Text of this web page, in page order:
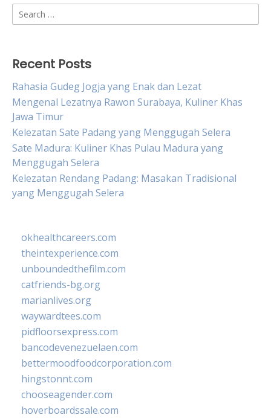
Search
for:
Recent Posts
Rahasia Gudeg Jogja yang Enak dan Lezat
Mengenal Lezatnya Rawon Surabaya, Kuliner Khas
Jawa Timur
Kelezatan Sate Padang yang Menggugah Selera
Sate Madura: Kuliner Khas Pulau Madura yang
Menggugah Selera
Kelezatan Rendang Padang: Masakan Tradisional
yang Menggugah Selera
okhealthcareers.com
theintexperience.com
unboundedthefilm.com
catfriends-bg.org
marianlives.org
waywardtees.com
pidfloorsexpress.com
bancodevenezuelaen.com
bettermoodfoodcorporation.com
hingstonnt.com
chooseagender.com
hoverboardssale.com